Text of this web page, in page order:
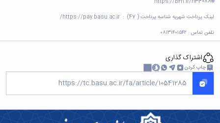
لینک پرداخت شهریه شناسه پرداخت ( 47) :
https://pay.basu.ac.ir/
تلفن تماس : ۰۸۱۳۱۴۰۱۵۴۲
اشتراک گذاری
چاپ کردن